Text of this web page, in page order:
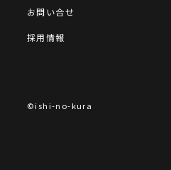
お問い合せ
採用情報
©ishi-no-kura